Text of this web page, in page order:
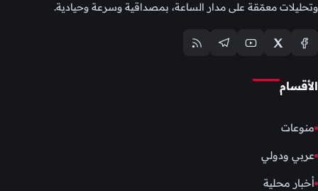
وتحليلات معمّقة على مدار الساعة، بمصداقية وسرعة وحيادية.
الأقسام
منوعات
عربي ودولي
أخبار محلية